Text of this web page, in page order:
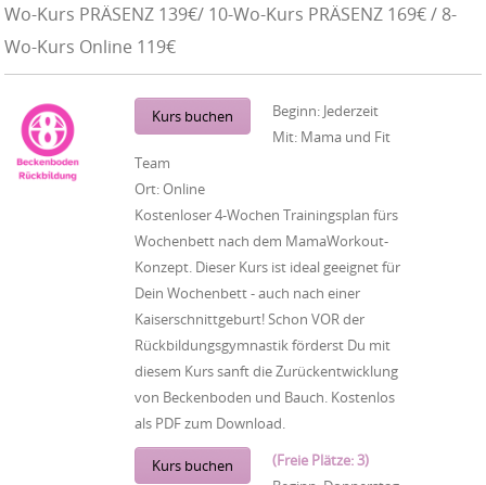
Wo-Kurs PRÄSENZ 139€/ 10-Wo-Kurs PRÄSENZ 169€ / 8-
Wo-Kurs Online 119€
Kurs buchen Beginn: Jederzeit
Mit: Mama und Fit
Team
Ort:Online
Kostenloser 4-Wochen Trainingsplan fürs
Wochenbett nach dem MamaWorkout-
Konzept. Dieser Kurs ist ideal geeignet für
Dein Wochenbett - auch nach einer
Kaiserschnittgeburt! Schon VOR der
Rückbildungsgymnastik förderst Du mit
diesem Kurs sanft die Zurückentwicklung
von Beckenboden und Bauch. Kostenlos
als PDF zum Download.
Kurs buchen
(Freie Plätze: 3)